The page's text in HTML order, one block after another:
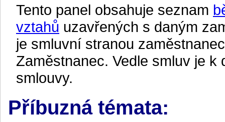
Tento panel obsahuje seznam
vztahů uzavřených s daným
je smluvní stranou
Zaměstnanec. Vedle smluv je
smlouvy.
Příbuzná témata: